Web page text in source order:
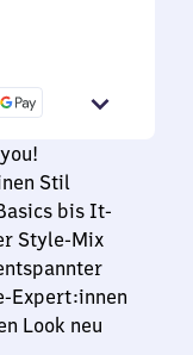
Stil
bis It-
Style-Mix
Expert:innen
Look neu